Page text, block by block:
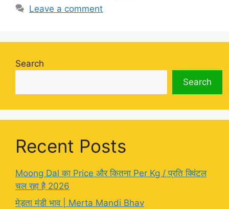
Leave a comment
Search
Search
Recent Posts
Moong Dal का Price और कितना Per Kg / प्रति क्विंटल
चल रहा है 2026
मेड़ता मंडी भाव | Merta Mandi Bhav